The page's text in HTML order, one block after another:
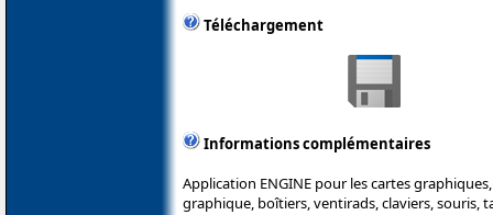
Téléchargement
Informations complémentaires
Application ENGINE pour les cartes
graphique, boîtiers, ventirads, claviers, souris,